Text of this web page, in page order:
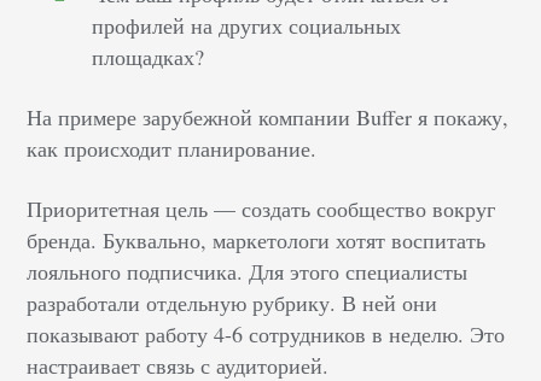
профилей на других социальных
площадках?
На примере зарубежной компании Buffer я покажу,
как происходит планирование.
Приоритетная цель — создать сообщество вокруг
бренда. Буквально, маркетологи хотят воспитать
лояльного подписчика. Для этого специалисты
разработали отдельную рубрику. В ней они
показывают работу 4-6 сотрудников в неделю. Это
настраивает связь с аудиторией.